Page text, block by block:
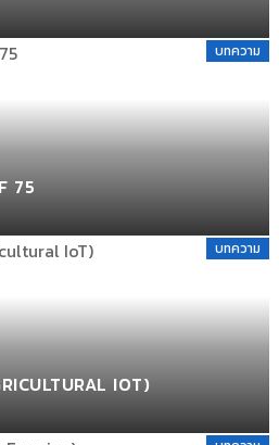
บทความ
75
บทความ
IOT)